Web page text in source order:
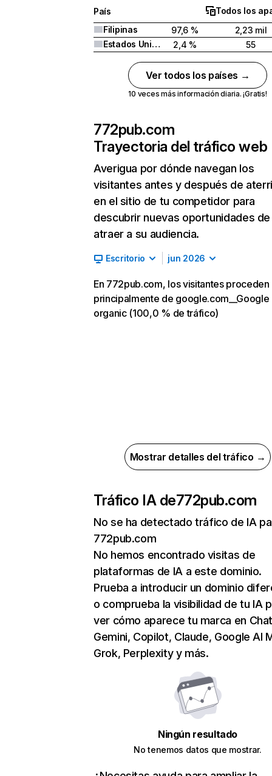
País
Todos los
Filipinas
97,6 %
2,23 mil
Estados Unidos
2,4 % 55
Ver todos los países →
10 veces más información diaria. ¡Gratis!
772pub.com
Trayectoria del tráfico web
Averigua por dónde navegan los
visitantes antes y después de
en el sitio de tu competidor para
descubrir nuevas oportunidades de
atraer a su audiencia.
Escritorio jun 2026
En 772pub.com, los visitantes proceden
principalmente de google.com__Google
organic (100,0 % de tráfico)
Mostrar detalles del tráfico →
Tráfico IA de772pub.com
No se ha detectado tráfico de IA
772pub.com
No hemos encontrado visitas de
plataformas de IA a este dominio.
Prueba a introducir un dominio
o comprueba la visibilidad de tu IA
ver cómo aparece tu marca en
Gemini, Copilot, Claude, Google AI
Grok, Perplexity y más.
Ningún resultado
No tenemos datos que mostrar.